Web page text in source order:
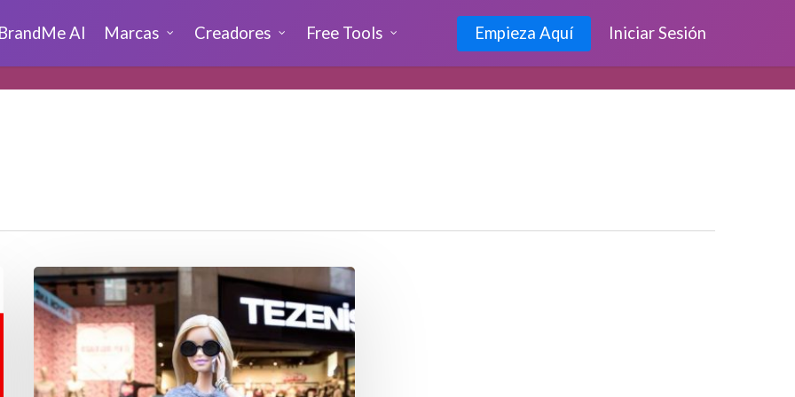
BrandMe AI Marcas Creadores Free Tools Empieza Aquí Iniciar Sesión